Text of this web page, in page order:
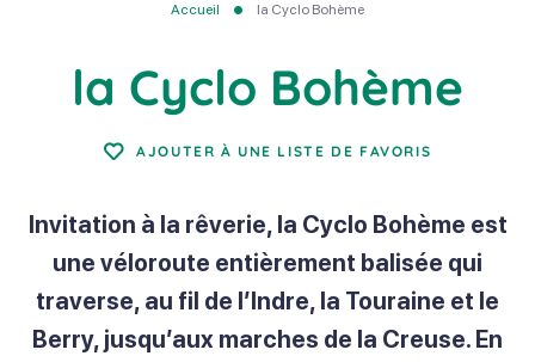
Accueil la Cyclo Bohème
la Cyclo Bohème
AJOUTER À UNE LISTE DE FAVORIS
Invitation à la rêverie, la Cyclo Bohème est
une véloroute entièrement balisée qui
traverse, au fil de l’Indre, la Touraine et le
Berry, jusqu’aux marches de la Creuse. En